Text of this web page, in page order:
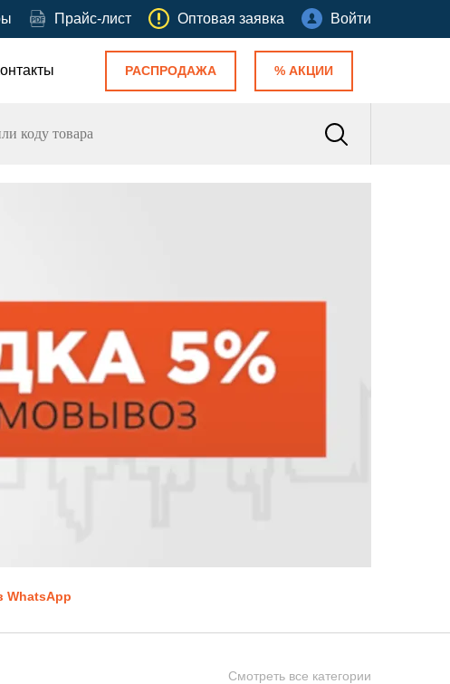
Прайс-лист Оптовая заявка Войти
РАСПРОДАЖА % АКЦИИ
WhatsApp
Смотреть все категории